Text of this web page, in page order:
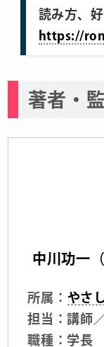
読み方、
https://
著者・
中川功一
所属： やさ
担当：講師
職種：学長